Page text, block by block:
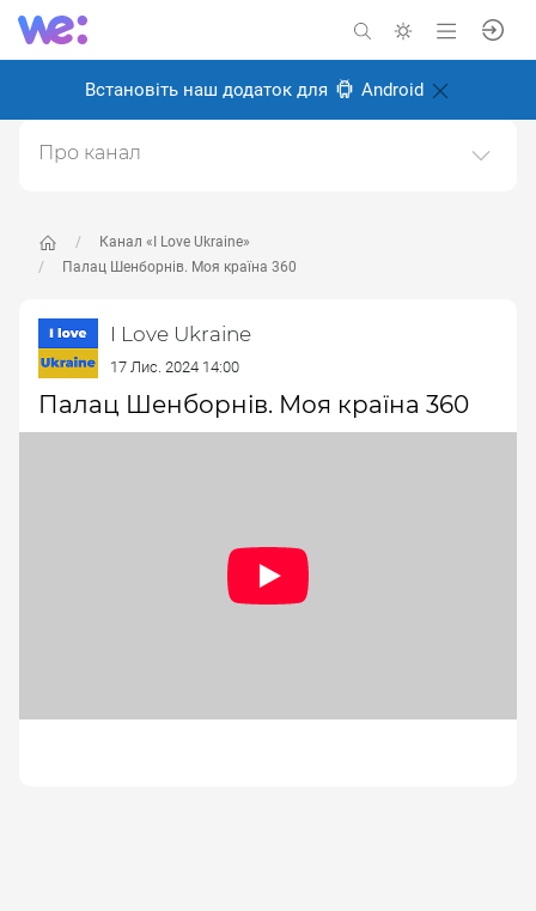
Встановіть наш додаток для Android
Канал «I Love Ukraine»
Палац Шенборнів. Моя країна 360
I Love Ukraine
17 Лис. 2024 14:00
Палац Шенборнів. Моя країна 360
Про канал
Україну.
Відповідальні: